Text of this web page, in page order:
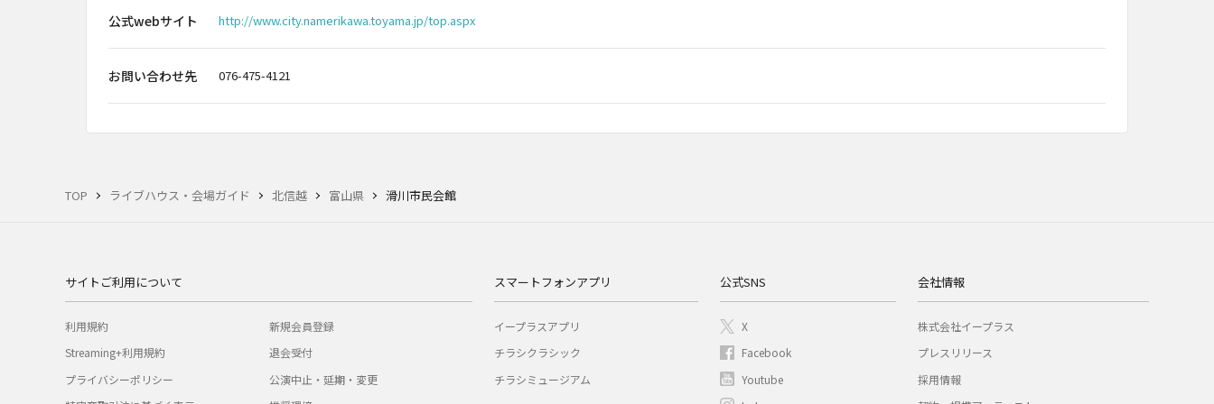
TOP ライブハウス・会場ガイド 北信越 富山県 滑川市民会館
公式webサイト http://www.city.namerikawa.toyama.jp/top.aspx
お問い合わせ先 076-475-4121
サイトご利用について
利用規約
Streaming+利用規約
プライバシーポリシー
新規会員登録
退会受付
公演中止・延期・変更
スマートフォンアプリ
イープラスアプリ
チラシクラシック
チラシミュージアム
公式SNS
X
Facebook
Youtube
会社情報
株式会社イープラス
プレスリリース
採用情報